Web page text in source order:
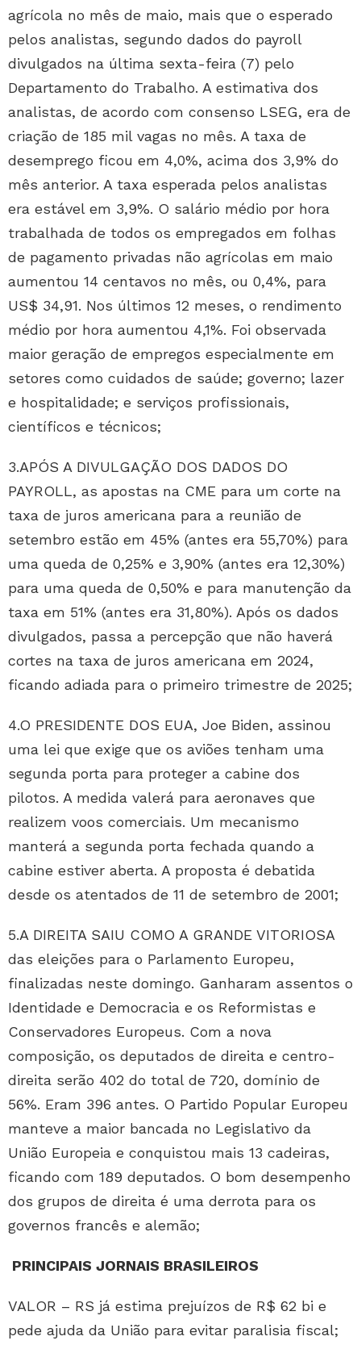
agrícola no mês de maio, mais que o esperado
pelos analistas, segundo dados do payroll
divulgados na última sexta-feira (7) pelo
Departamento do Trabalho. A estimativa dos
analistas, de acordo com consenso LSEG, era de
criação de 185 mil vagas no mês. A taxa de
desemprego ficou em 4,0%, acima dos 3,9% do
mês anterior. A taxa esperada pelos analistas
era estável em 3,9%. O salário médio por hora
trabalhada de todos os empregados em folhas
de pagamento privadas não agrícolas em maio
aumentou 14 centavos no mês, ou 0,4%, para
US$ 34,91. Nos últimos 12 meses, o rendimento
médio por hora aumentou 4,1%. Foi observada
maior geração de empregos especialmente em
setores como cuidados de saúde; governo; lazer
e hospitalidade; e serviços profissionais,
científicos e técnicos;
3.APÓS A DIVULGAÇÃO DOS DADOS DO
PAYROLL, as apostas na CME para um corte na
taxa de juros americana para a reunião de
setembro estão em 45% (antes era 55,70%) para
uma queda de 0,25% e 3,90% (antes era 12,30%)
para uma queda de 0,50% e para manutenção da
taxa em 51% (antes era 31,80%). Após os dados
divulgados, passa a percepção que não haverá
cortes na taxa de juros americana em 2024,
ficando adiada para o primeiro trimestre de 2025;
4.O PRESIDENTE DOS EUA, Joe Biden, assinou
uma lei que exige que os aviões tenham uma
segunda porta para proteger a cabine dos
pilotos. A medida valerá para aeronaves que
realizem voos comerciais. Um mecanismo
manterá a segunda porta fechada quando a
cabine estiver aberta. A proposta é debatida
desde os atentados de 11 de setembro de 2001;
5.A DIREITA SAIU COMO A GRANDE VITORIOSA
das eleições para o Parlamento Europeu,
finalizadas neste domingo. Ganharam assentos o
Identidade e Democracia e os Reformistas e
Conservadores Europeus. Com a nova
composição, os deputados de direita e centro-
direita serão 402 do total de 720, domínio de
56%. Eram 396 antes. O Partido Popular Europeu
manteve a maior bancada no Legislativo da
União Europeia e conquistou mais 13 cadeiras,
ficando com 189 deputados. O bom desempenho
dos grupos de direita é uma derrota para os
governos francês e alemão;
PRINCIPAIS JORNAIS BRASILEIROS
VALOR – RS já estima prejuízos de R$ 62 bi e
pede ajuda da União para evitar paralisia fiscal;